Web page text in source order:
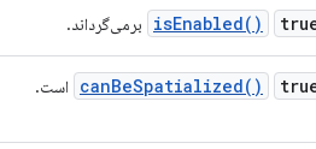
isEnabled() برمی‌گرداند.
canBeSpatialized() است.